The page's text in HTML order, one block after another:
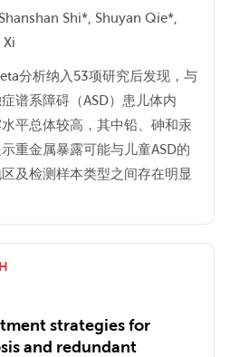
Shi*, Shuyan Qie*,
分析纳入53项研究后发现，与
谱系障碍（ASD）患儿体内
平总体较高，其中铅、砷和汞
重金属暴露可能与儿童ASD的
及检测样本类型之间存在明显
strategies for
and redundant